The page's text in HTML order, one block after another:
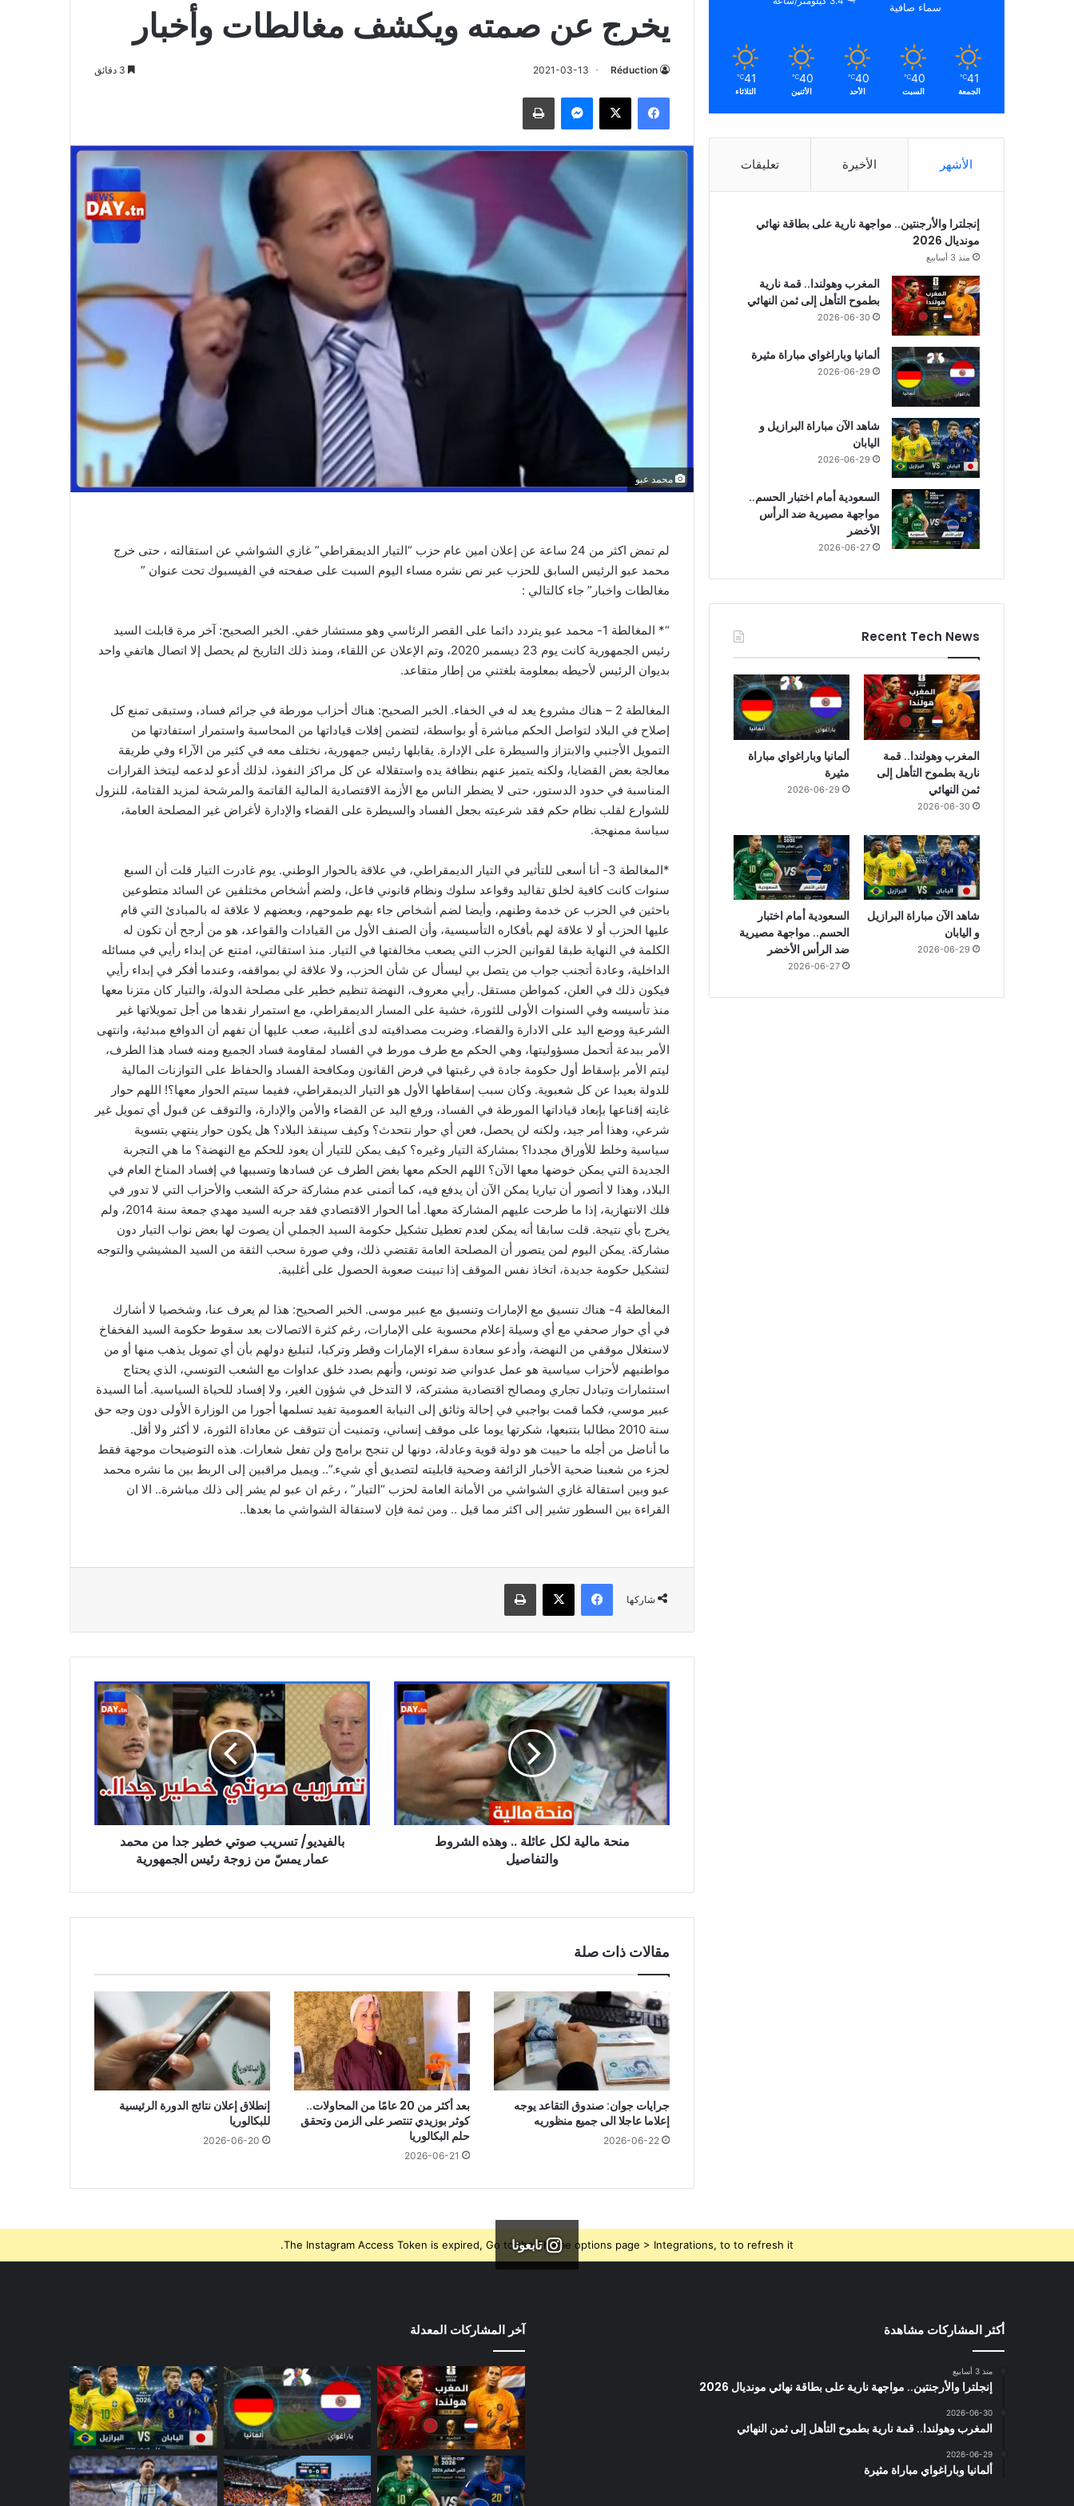
يخرج عن صمته ويكشف مغالطات وأخبار
Réduction
2021-03-13
فيسبوك ‫X ماسنجر طباعة
محمد عبو
لم تمض اكثر من 24 ساعة عن إعلان امين عام حزب “التيار الديمقراطي” غازي الشواشي عن استقالته ، حتى خرج
محمد عبو الرئيس السابق للحزب عبر نص نشره مساء اليوم السبت على صفحته في الفيسبوك تحت عنوان ”
مغالطات واخبار” جاء كالتالي :
“* المغالطة 1- محمد عبو يتردد دائما على القصر الرئاسي وهو مستشار خفي. الخبر الصحيح: آخر مرة قابلت السيد
رئيس الجمهورية كانت يوم 23 ديسمبر 2020، وتم الإعلان عن اللقاء، ومنذ ذلك التاريخ لم يحصل إلا اتصال هاتفي واحد
بديوان الرئيس لأحيطه بمعلومة بلغتني من إطار متقاعد.
المغالطة 2 – هناك مشروع يعد له في الخفاء. الخبر الصحيح: هناك أحزاب مورطة في جرائم فساد، وستبقى تمنع كل
إصلاح في البلاد لتواصل الحكم مباشرة أو بواسطة، لتضمن إفلات قياداتها من المحاسبة واستمرار استفادتها من
التمويل الأجنبي والابتزاز والسيطرة على الإدارة. يقابلها رئيس جمهورية، نختلف معه في كثير من الآراء وفي طريقة
معالجة بعض القضايا، ولكنه يتميز عنهم بنظافة يده واستقلاله عن كل مراكز النفوذ، لذلك أدعو لدعمه ليتخذ القرارات
المناسبة في حدود الدستور، حتى لا يضطر الناس مع الأزمة الاقتصادية المالية القاتمة والمرشحة لمزيد القتامة، للنزول
للشوارع لقلب نظام حكم فقد شرعيته بجعل الفساد والسيطرة على القضاء والإدارة لأغراض غير المصلحة العامة،
سياسة ممنهجة.
*المغالطة 3- أنا أسعى للتأثير في التيار الديمقراطي، في علاقة بالحوار الوطني. يوم غادرت التيار قلت أن السبع
سنوات كانت كافية لخلق تقاليد وقواعد سلوك ونظام قانوني فاعل، ولضم أشخاص مختلفين عن السائد متطوعين
باحثين في الحزب عن خدمة وطنهم، وأيضا لضم أشخاص جاء بهم طموحهم، وبعضهم لا علاقة له بالمبادئ التي قام
عليها الحزب أو لا علاقة لهم بأفكاره التأسيسية، وأن الصنف الأول من القيادات والقواعد، هو من أرجح أن تكون له
الكلمة في النهاية طبقا لقوانين الحزب التي يصعب مخالفتها في التيار. منذ استقالتي، امتنع عن إبداء رأيي في مسائله
الداخلية، وعادة أتجنب جواب من يتصل بي ليسأل عن شأن الحزب، ولا علاقة لي بمواقفه، وعندما أفكر في إبداء رأيي
فيكون ذلك في العلن، كمواطن مستقل. رأيي معروف، النهضة تنظيم خطير على مصلحة الدولة، والتيار كان متزنا معها
منذ تأسيسه وفي السنوات الأولى للثورة، خشية على المسار الديمقراطي، مع استمرار نقدها من أجل تمويلاتها غير
الشرعية ووضع اليد على الادارة والقضاء. وضربت مصداقيته لدى أغلبية، صعب عليها أن تفهم أن الدوافع مبدئية، وانتهى
الأمر ببدعة أتحمل مسؤوليتها، وهي الحكم مع طرف مورط في الفساد لمقاومة فساد الجميع ومنه فساد هذا الطرف،
ليتم الأمر بإسقاط أول حكومة جادة في رغبتها في فرض القانون ومكافحة الفساد والحفاظ على التوازنات المالية
للدولة بعيدا عن كل شعبوية. وكان سبب إسقاطها الأول هو التيار الديمقراطي، ففيما سيتم الحوار معها؟! اللهم حوار
غايته إقناعها بإبعاد قياداتها المورطة في الفساد، ورفع اليد عن القضاء والأمن والإدارة، والتوقف عن قبول أي تمويل غير
شرعي، وهذا أمر جيد، ولكنه لن يحصل، فعن أي حوار نتحدث؟ وكيف سينقذ البلاد؟ هل يكون حوار ينتهي بتسوية
سياسية وخلط للأوراق مجددا؟ بمشاركة التيار وغيره؟ كيف يمكن للتيار أن يعود للحكم مع النهضة؟ ما هي التجربة
الجديدة التي يمكن خوضها معها الآن؟ اللهم الحكم معها بغض الطرف عن فسادها وتسببها في إفساد المناخ العام في
البلاد، وهذا لا أتصور أن تياريا يمكن الآن أن يدفع فيه، كما أتمنى عدم مشاركة حركة الشعب والأحزاب التي لا تدور في
فلك الانتهازية، إذا ما طرحت عليهم المشاركة معها. أما الحوار الاقتصادي فقد جربه السيد مهدي جمعة سنة 2014، ولم
يخرج بأي نتيجة. قلت سابقا أنه يمكن لعدم تعطيل تشكيل حكومة السيد الجملي أن يصوت لها بعض نواب التيار دون
مشاركة. يمكن اليوم لمن يتصور أن المصلحة العامة تقتضي ذلك، وفي صورة سحب الثقة من السيد المشيشي والتوجه
لتشكيل حكومة جديدة، اتخاذ نفس الموقف إذا تبينت صعوبة الحصول على أغلبية.
المغالطة 4- هناك تنسيق مع الإمارات وتنسيق مع عبير موسى. الخبر الصحيح: هذا لم يعرف عنا، وشخصيا لا أشارك
في أي حوار صحفي مع أي وسيلة إعلام محسوبة على الإمارات، رغم كثرة الاتصالات بعد سقوط حكومة السيد الفخفاخ
لاستغلال موقفي من النهضة، وأدعو سعادة سفراء الإمارات وقطر وتركيا، لتبليغ دولهم بأن أي تمويل يذهب منها أو من
مواطنيهم لأحزاب سياسية هو عمل عدواني ضد تونس، وأنهم بصدد خلق عداوات مع الشعب التونسي، الذي يحتاج
استثمارات وتبادل تجاري ومصالح اقتصادية مشتركة، لا التدخل في شؤون الغير، ولا إفساد للحياة السياسية. أما السيدة
عبير موسي، فكما قمت بواجبي في إحالة وثائق إلى النيابة العمومية تفيد تسلمها أجورا من الوزارة الأولى دون وجه حق
سنة 2010 مطالبا بتتبعها، شكرتها يوما على موقف إنساني، وتمنيت أن تتوقف عن معاداة الثورة، لا أكثر ولا أقل.
ما أناضل من أجله ما حييت هو دولة قوية وعادلة، دونها لن تنجح برامج ولن تفعل شعارات. هذه التوضيحات موجهة فقط
لجزء من شعبنا ضحية الأخبار الزائفة وضحية قابليته لتصديق أي شيء.”.. ويميل مراقبين إلى الربط بين ما نشره محمد
عبو وبين استقالة غازي الشواشي من الأمانة العامة لحزب “التيار” ، رغم ان عبو لم يشر إلى ذلك مباشرة.. الا ان
القراءة بين السطور تشير إلى اكثر مما قيل .. ومن ثمة فإن لاستقالة الشواشي ما بعدها..
شاركها
فيسبوك ‫X طباعة
منحة
مالية
وهذه
الشروط
والتفاصيل
منحة مالية لكل عائلة .. وهذه الشروط
والتفاصيل
بالفيديو/
تسريب
صوتي
خطير
جدا
من
محمد
عمار
يمسّ
الجمهورية
بالفيديو/ تسريب صوتي خطير جدا من محمد
عمار يمسّ من زوجة رئيس الجمهورية
مقالات ذات صلة
جرايات جوان: صندوق التقاعد يوجه
إعلاما عاجلا الى جميع منظوريه
2026-06-22
بعد أكثر من 20 عامًا من المحاولات..
كوثر بوزيدي تنتصر على الزمن وتحقق
حلم البكالوريا
2026-06-21
إنطلاق إعلان نتائج الدورة الرئيسية
للبكالوريا
2026-06-20
سماء صافية
41
℃
الجمعة
40
℃
السبت
40
℃
الأحد
40
℃
الأثنين
41
℃
الثلاثاء
الأشهر الأخيرة تعليقات
إنجلترا والأرجنتين.. مواجهة نارية على بطاقة نهائي
مونديال 2026
منذ 3 أسابيع
المغرب وهولندا.. قمة نارية
بطموح التأهل إلى ثمن النهائي
2026-06-30
ألمانيا وباراغواي مباراة مثيرة
2026-06-29
شاهد الآن مباراة البرازيل و
اليابان
2026-06-29
السعودية أمام اختبار الحسم..
مواجهة مصيرية ضد الرأس
الأخضر
2026-06-27
Recent Tech News
المغرب وهولندا.. قمة
نارية بطموح التأهل إلى
ثمن النهائي
2026-06-30
ألمانيا وباراغواي مباراة
مثيرة
2026-06-29
شاهد الآن مباراة البرازيل
و اليابان
2026-06-29
السعودية أمام اختبار
الحسم.. مواجهة مصيرية
ضد الرأس الأخضر
2026-06-27
تابعونا
The Instagram Access Token is expired, Go to the Theme options page > Integrations, to to refresh it.
أكثر المشاركات مشاهدة
منذ 3 أسابيع
إنجلترا والأرجنتين.. مواجهة نارية على بطاقة نهائي مونديال 2026
2026-06-30
المغرب وهولندا.. قمة نارية بطموح التأهل إلى ثمن النهائي
2026-06-29
ألمانيا وباراغواي مباراة مثيرة
آخر المشاركات المعدلة